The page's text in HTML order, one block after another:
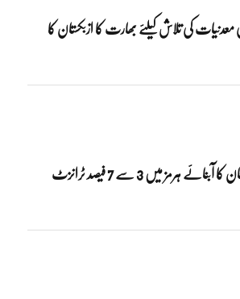
کی تلاش کیلئے بھارت کا ازبکستان کا
ایران اور عمان کا آبنائے ہرمز میں 3 سے 7 فیصد ٹرانزٹ